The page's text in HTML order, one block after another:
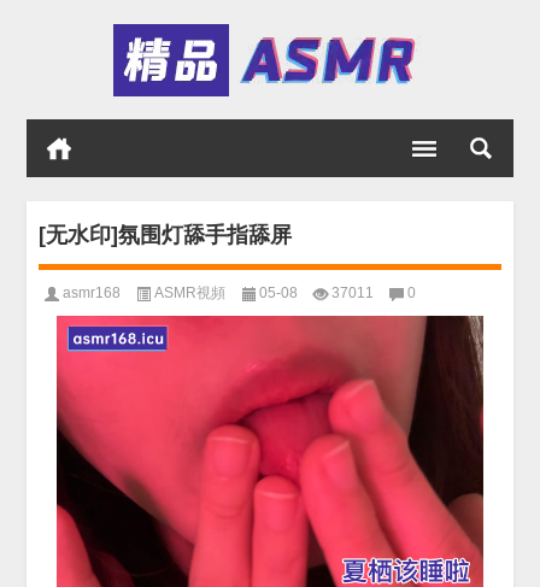
[无水印]氛围灯舔手指舔屏
asmr168 ASMR視頻 05-08 37011 0